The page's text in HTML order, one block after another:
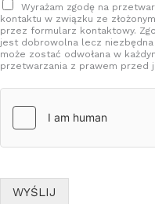
Wyrażam zgodę na
kontaktu w związku ze
przez formularz kontaktowy.
jest dobrowolna lecz
może zostać odwołana w
przetwarzania z prawem przed
WYŚLIJ